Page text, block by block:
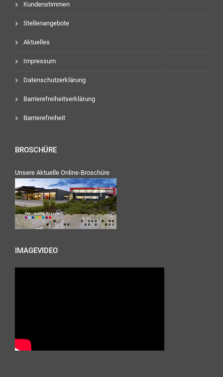
Kundenstimmen
Stellenangebote
Aktuelles
Impressum
Datenschutzerklärung
Barrierefreiheitserklärung
Barrierefreiheit
BROSCHÜRE
Unsere Aktuelle Online-Broschüre
IMAGEVIDEO